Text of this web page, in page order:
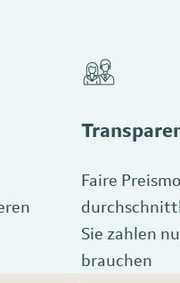
Faire
Sie zahlen
brauchen